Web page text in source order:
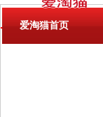
爱淘猫首页